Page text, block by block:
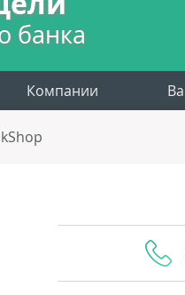
банка
Компании